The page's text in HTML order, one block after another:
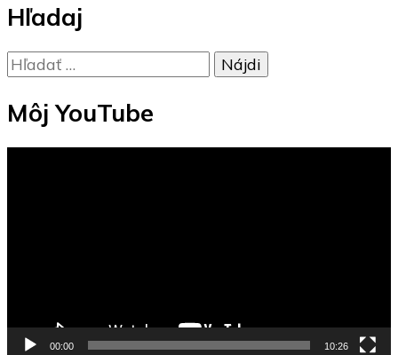
Hľadaj
Hľadať:
Môj YouTube
00:00 10:26